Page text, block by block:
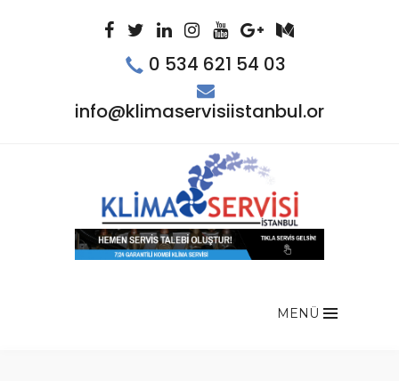
0 534 621 54 03
info@klimaservisiistanbul.org
MENÜ